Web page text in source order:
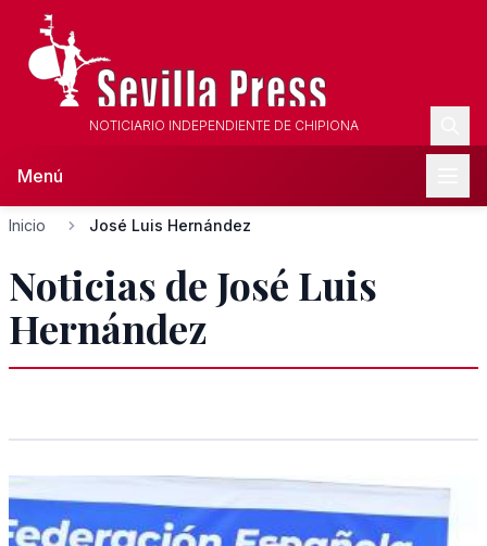
NOTICIARIO INDEPENDIENTE DE CHIPIONA
Menú
Inicio José Luis Hernández
Noticias de José Luis
Hernández